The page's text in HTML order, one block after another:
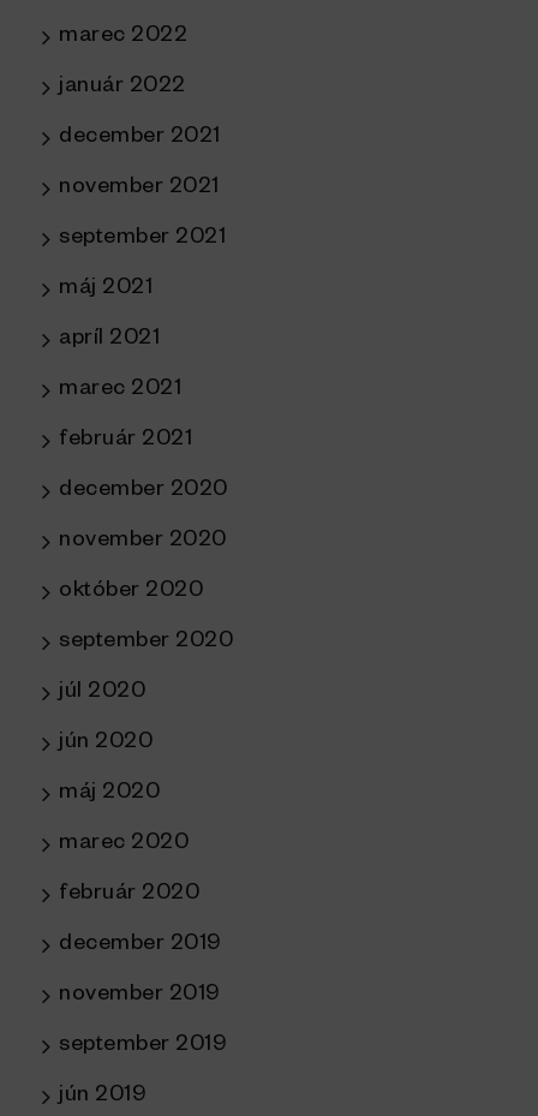
marec 2022
január 2022
december 2021
november 2021
september 2021
máj 2021
apríl 2021
marec 2021
február 2021
december 2020
november 2020
október 2020
september 2020
júl 2020
jún 2020
máj 2020
marec 2020
február 2020
december 2019
november 2019
september 2019
jún 2019